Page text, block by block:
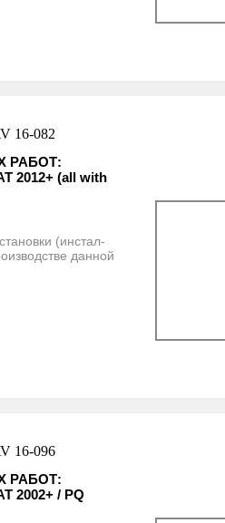
РАБОТ:
2012+ (all with
(инстал-
данной
РАБОТ:
2002+ / PQ